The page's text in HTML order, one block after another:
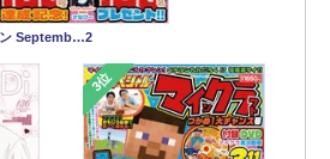
ン Septemb…2
3位